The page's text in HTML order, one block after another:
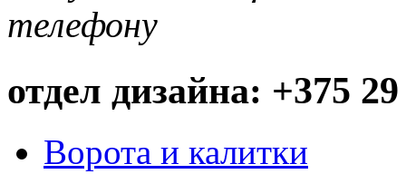
телефону
отдел дизайна: +375
Ворота и калитки